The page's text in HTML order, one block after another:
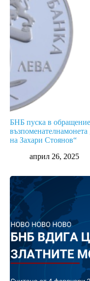
БНБ пуска в
на Захари Стоянов“
април 26, 2025